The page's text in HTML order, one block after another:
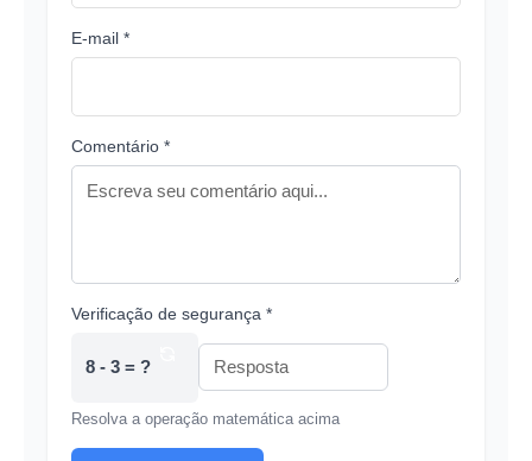
E-mail *
Comentário *
Verificação de segurança *
8 - 3 = ?
Resolva a operação matemática acima